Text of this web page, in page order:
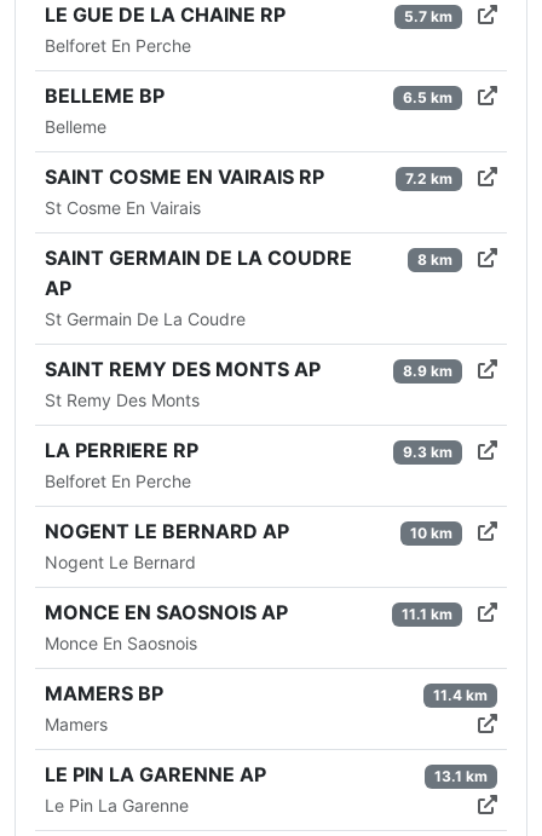
LE GUE DE LA CHAINE RP
Belforet En Perche
5.7 km
BELLEME BP
Belleme
6.5 km
SAINT COSME EN VAIRAIS RP
St Cosme En Vairais
7.2 km
SAINT GERMAIN DE LA COUDRE
AP
St Germain De La Coudre
8 km
SAINT REMY DES MONTS AP
St Remy Des Monts
8.9 km
LA PERRIERE RP
Belforet En Perche
9.3 km
NOGENT LE BERNARD AP
Nogent Le Bernard
10 km
MONCE EN SAOSNOIS AP
Monce En Saosnois
11.1 km
MAMERS BP
Mamers
11.4 km
LE PIN LA GARENNE AP
Le Pin La Garenne
13.1 km